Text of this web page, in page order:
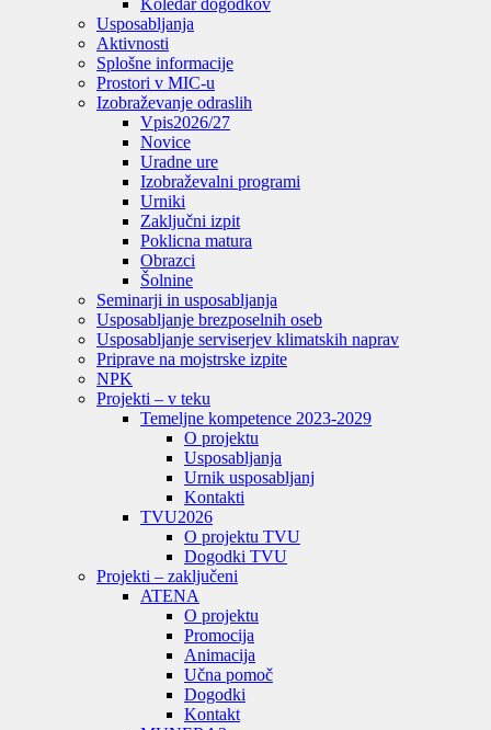
Koledar dogodkov
Usposabljanja
Aktivnosti
Splošne informacije
Prostori v MIC-u
Izobraževanje odraslih
Vpis2026/27
Novice
Uradne ure
Izobraževalni programi
Urniki
Zaključni izpit
Poklicna matura
Obrazci
Šolnine
Seminarji in usposabljanja
Usposabljanje brezposelnih oseb
Usposabljanje serviserjev klimatskih naprav
Priprave na mojstrske izpite
NPK
Projekti – v teku
Temeljne kompetence 2023-2029
O projektu
Usposabljanja
Urnik usposabljanj
Kontakti
TVU2026
O projektu TVU
Dogodki TVU
Projekti – zaključeni
ATENA
O projektu
Promocija
Animacija
Učna pomoč
Dogodki
Kontakt